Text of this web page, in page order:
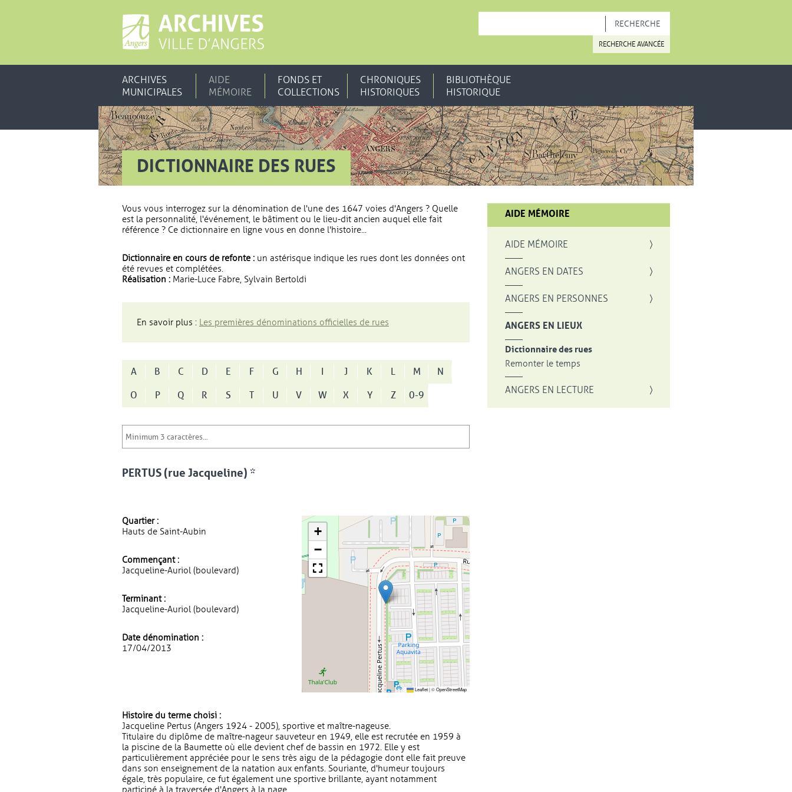
RECHERCHE AVANCÉE
ARCHIVES
MUNICIPALES
AIDE
MÉMOIRE
FONDS ET
COLLECTIONS
CHRONIQUES
HISTORIQUES
BIBLIOTHÈQUE
HISTORIQUE
DICTIONNAIRE DES RUES
Vous vous interrogez sur la dénomination de l'une des 1647 voies d'Angers ? Quelle
est la personnalité, l'événement, le bâtiment ou le lieu-dit ancien auquel elle fait
référence ? Ce dictionnaire en ligne vous en donne l'histoire...
Dictionnaire en cours de refonte : un astérisque indique les rues dont les données ont
été revues et complétées.
Réalisation : Marie-Luce Fabre, Sylvain Bertoldi
En savoir plus : Les premières dénominations officielles de rues
A B C D E F G H I J K L M
N
O
P Q R S T U V W X Y Z 0-9
PERTUS (rue Jacqueline) *
Quartier :
Hauts de Saint-Aubin
Commençant :
Jacqueline-Auriol (boulevard)
Terminant :
Jacqueline-Auriol (boulevard)
Date dénomination :
17/04/2013
+
−
Leaflet|©OpenStreetMap
Histoire du terme choisi :
Jacqueline Pertus (Angers 1924 - 2005), sportive et maître-nageuse.
Titulaire du diplôme de maître-nageur sauveteur en 1949, elle est recrutée en 1959 à
la piscine de la Baumette où elle devient chef de bassin en 1972. Elle y est
particulièrement appréciée pour le sens très aigu de la pédagogie dont elle fait preuve
dans son enseignement de la natation aux enfants. Souriante, d'humeur toujours
égale, très populaire, ce fut également une sportive brillante, ayant notamment
participé à la traversée d'Angers à la nage.
AIDE MÉMOIRE
AIDE MÉMOIRE
ANGERS EN DATES
ANGERS EN PERSONNES
ANGERS EN LIEUX
Dictionnaire des rues
Remonter le temps
ANGERS EN LECTURE